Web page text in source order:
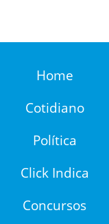
Home
Cotidiano
Política
Click Indica
Concursos